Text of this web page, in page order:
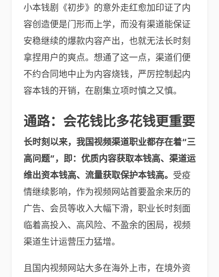
小本钱剧《初步》的意外走红愈加印证了内
容创造便是门形而上学，而没有渠道能保证
安稳继续的爆款内容产出，也就无法长时刻
拿捏用户的爽点。想通了这一点，渠道们便
不约合同地中止为内容烧钱，严厉控制起内
容本钱的开销，在剧集立项时慎之又慎。
通路：会花钱比多花钱更重要
长时刻以来， 我国视频渠道职业都存在着“三
高问题”，即：优质内容获取本钱高、渠道运
维出资本钱高、流量获取保护本钱高。 受疫
情继续影响，作为视频网站首要盈余来历的
广告、会员等收入大幅下滑，职业长时刻面
临着高投入、高风险、不盈余的困局，视频
渠道生计运营压力猛增。
且国内视频网站大多在海外上市，在境外资